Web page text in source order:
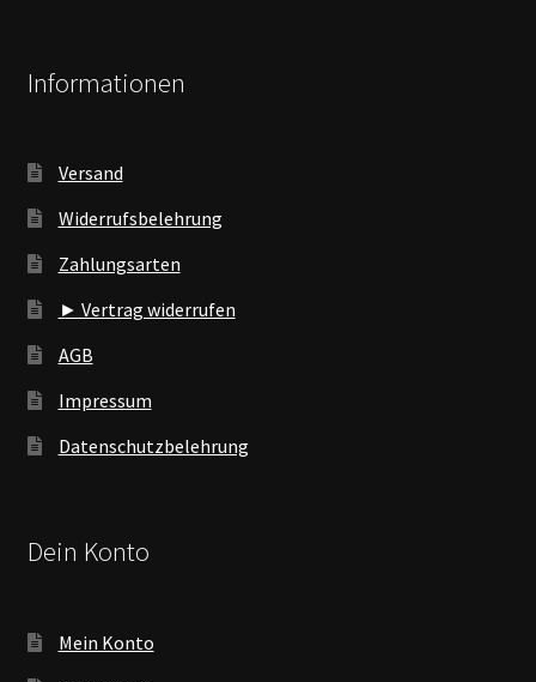
Informationen
Versand
Widerrufsbelehrung
Zahlungsarten
► Vertrag widerrufen
AGB
Impressum
Datenschutzbelehrung
Dein Konto
Mein Konto